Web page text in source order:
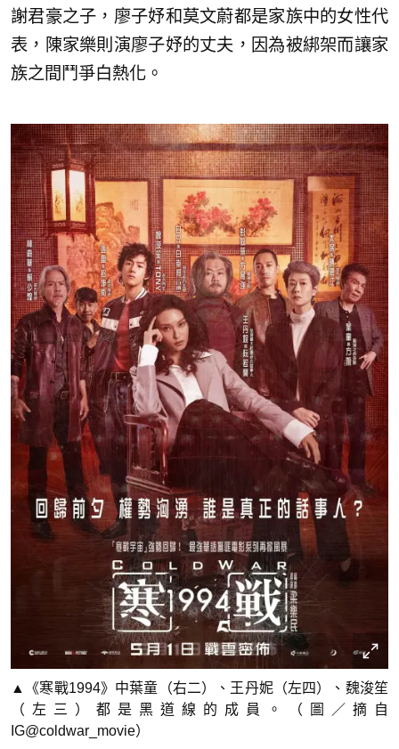
謝君豪之子，廖子妤和莫文蔚都是家族中的女性代
表，陳家樂則演廖子妤的丈夫，因為被綁架而讓家
族之間鬥爭白熱化。
▲《寒戰1994》中葉童（右二）、王丹妮（左四）、魏浚笙
（左三）都是黑道線的成員。（圖／摘自
IG@coldwar_movie）